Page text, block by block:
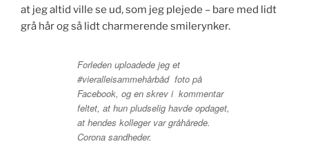
at jeg altid ville se ud, som jeg plejede – bare med lidt
grå hår og så lidt charmerende smilerynker.
Forleden uploadede jeg et
#vieralleisammehårbåd foto på
Facebook, og en skrev i kommentar
feltet, at hun pludselig havde opdaget,
at hendes kolleger var gråhårede.
Corona sandheder.